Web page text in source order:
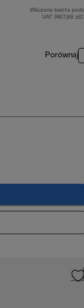
Wliczona kwota
VAT (487,86
Porównaj